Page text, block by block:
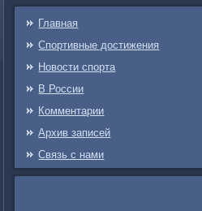
Главная
Спортивные достижения
Новости спорта
В России
Комментарии
Архив записей
Связь c нами